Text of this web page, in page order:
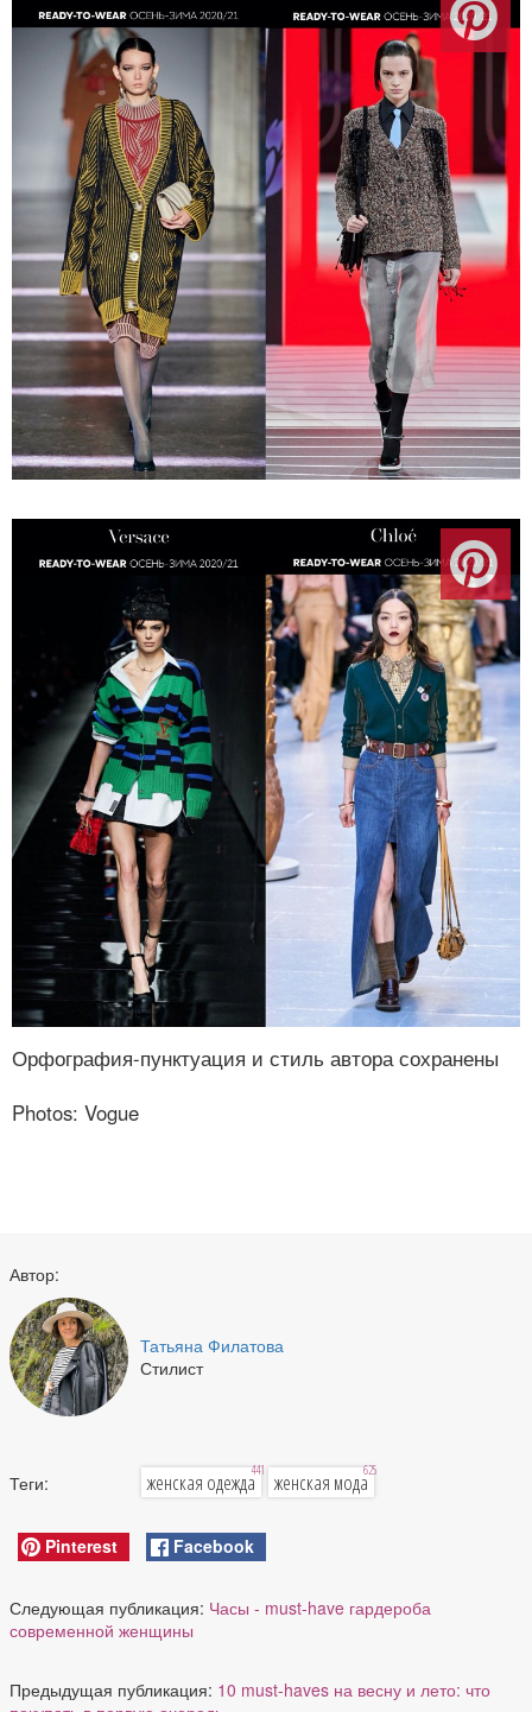
Орфография-пунктуация и стиль автора сохранены
Photos: Vogue
Автор:
Татьяна Филатова
Стилист
Теги: женская одежда441 женская мода625
Pinterest Facebook
Следующая публикация: Часы - must-have гардероба
современной женщины
Предыдущая публикация: 10 must-haves на весну и лето: что